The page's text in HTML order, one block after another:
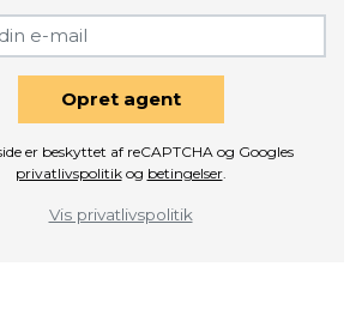
Opret agent
er beskyttet af reCAPTCHA og Googles
privatlivspolitikog betingelser.
Vis privatlivspolitik